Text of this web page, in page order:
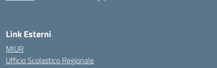
Link Esterni
MIUR
Ufficio Scolastico Regionale